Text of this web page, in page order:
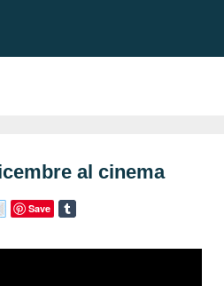
al cinema
Save